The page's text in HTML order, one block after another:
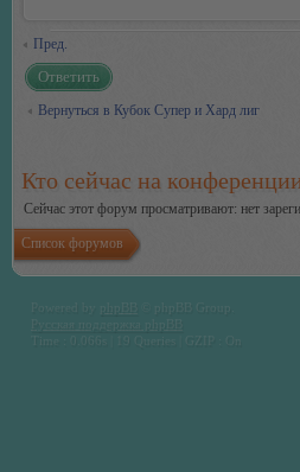
Пред.
Ответить
Вернуться в Кубок Супер и Хард лиг
Кто сейчас на
Сейчас этот форум просматривают: нет
Список форумов
Time : 0.066s | 19 Queries | GZIP : On